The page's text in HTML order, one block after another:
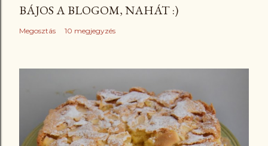
BÁJOS A BLOGOM, NAHÁT :)
Megosztás 10 megjegyzés